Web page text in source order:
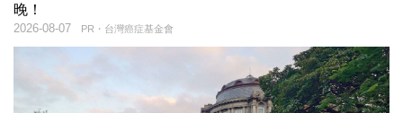
晚！
PR・台灣癌症基金會
2026-08-07